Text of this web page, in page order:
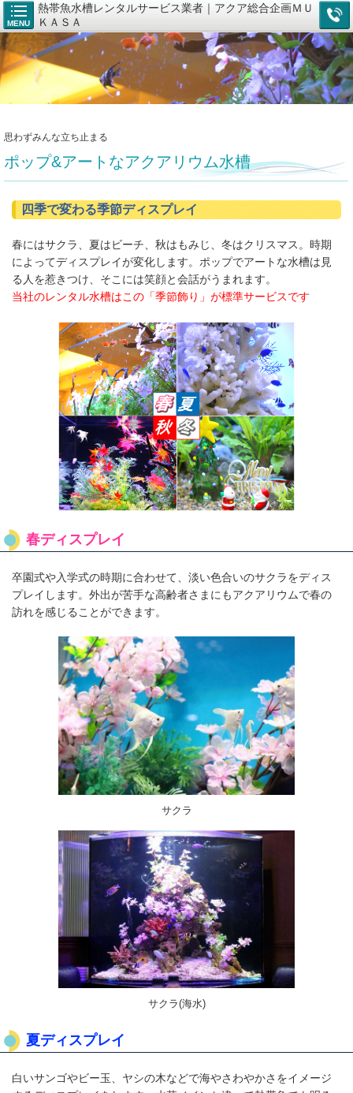
MENU
熱帯魚水槽レンタルサービス業者｜アクア総合企画ＭＵ
ＫＡＳＡ
思わずみんな立ち止まる
ポップ&アートなアクアリウム水槽
四季で変わる季節ディスプレイ
春にはサクラ、夏はビーチ、秋はもみじ、冬はクリスマス。時期
によってディスプレイが変化します。ポップでアートな水槽は見
る人を惹きつけ、そこには笑顔と会話がうまれます。
当社のレンタル水槽はこの「季節飾り」が標準サービスです
春ディスプレイ
卒園式や入学式の時期に合わせて、淡い色合いのサクラをディス
プレイします。外出が苦手な高齢者さまにもアクアリウムで春の
訪れを感じることができます。
サクラ
サクラ(海水)
夏ディスプレイ
白いサンゴやビー玉、ヤシの木などで海やさわやかさをイメージ